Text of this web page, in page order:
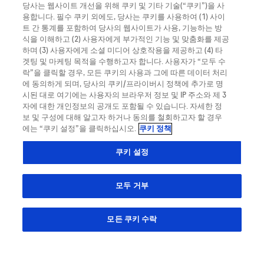
대한민국
이 웹 사이트에는 다양한 사용자를 대상으로 하는 제품에 대한 정보가 포함되어 있
또는 사용을 준수하지 않을 수 있는 그러한 정보에 액세스한 것에 대해 어떠한 책
당사는 웹사이트 개선을 위해 쿠키 및 기타 기술(“쿠키”)을 사
용합니다. 필수 쿠키 외에도, 당사는 쿠키를 사용하여 (1) 사이
트 간 통계를 포함하여 당사의 웹사이트가 사용, 기능하는 방
식을 이해하고 (2) 사용자에게 부가적인 기능 및 맞춤화를 제공
하며 (3) 사용자에게 소셜 미디어 상호작용을 제공하고 (4) 타
겟팅 및 마케팅 목적을 수행하고자 합니다. 사용자가 “모두 수
락”을 클릭할 경우, 모든 쿠키의 사용과 그에 따른 데이터 처리
에 동의하게 되며, 당사의 쿠키/프라이버시 정책에 추가로 명
시된 대로 여기에는 사용자의 브라우저 정보 및 IP 주소와 제 3
자에 대한 개인정보의 공개도 포함될 수 있습니다. 자세한 정
보 및 구성에 대해 알고자 하거나 동의를 철회하고자 할 경우
에는 “쿠키 설정”을 클릭하십시오. 쿠키 정책
쿠키 설정
모두 거부
모든 쿠키 수락